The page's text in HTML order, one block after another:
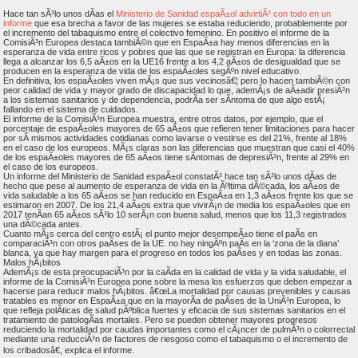
Hace tan sÃ³lo unos dÃ­as el Ministerio de Sanidad espaÃ±ol advirtiÃ³ con todo en un
informe que esa brecha a favor de las mujeres se estaba reduciendo, probablemente por
el incremento del tabaquismo entre el colectivo femenino. En positivo el informe de la
ComisiÃ³n Europea destaca tambiÃ©n que en EspaÃ±a hay menos diferencias en la
esperanza de vida entre ricos y pobres que las que se registran en Europa: la diferencia
llega a alcanzar los 6,5 aÃ±os en la UE16 frente a los 4,2 aÃ±os de desigualdad que se
producen en la esperanza de vida de los espaÃ±oles segÃºn nivel educativo.
En definitiva, los espaÃ±oles viven mÃ¡s que sus vecinosâ€¦ pero lo hacen tambiÃ©n con
peor calidad de vida y mayor grado de discapacidad lo que, ademÃ¡s de aÃ±adir presiÃ³n
a los sistemas sanitarios y de dependencia, podrÃ­a ser sÃ­ntoma de que algo estÃ¡
fallando en el sistema de cuidados.
El informe de la ComisiÃ³n Europea muestra, entre otros datos, por ejemplo, que el
porcentaje de espaÃ±oles mayores de 65 aÃ±os que refieren tener limitaciones para hacer
por sÃ­ mismos actividades cotidianas como lavarse o vestirse es del 21%, frente al 18%
en el caso de los europeos. MÃ¡s claras son las diferencias que muestran que casi el 40%
de los espaÃ±oles mayores de 65 aÃ±os tiene sÃ­ntomas de depresiÃ³n, frente al 29% en
el caso de los europeos.
Un informe del Ministerio de Sanidad espaÃ±ol constatÃ³ hace tan sÃ³lo unos dÃ­as de
hecho que pese al aumento de esperanza de vida en la Ãºltima dÃ©cada, los aÃ±os de
vida saludable a los 65 aÃ±os se han reducido en EspaÃ±a en 1,3 aÃ±os frente los que se
estimaron en 2007. De los 21,4 aÃ±os extra que vivirÃ¡n de media los espaÃ±oles que en
2017 tenÃ­an 65 aÃ±os sÃ³lo 10 serÃ¡n con buena salud, menos que los 11,3 registrados
una dÃ©cada antes.
Cuanto mÃ¡s cerca del centro estÃ¡ el punto mejor desempeÃ±o tiene el paÃ­s en
comparaciÃ³n con otros paÃ­ses de la UE. no hay ningÃºn paÃ­s en la ‘zona de la diana’
blanca, ya que hay margen para el progreso en todos los paÃ­ses y en todas las zonas.
Malos hÃ¡bitos
AdemÃ¡s de esta preocupaciÃ³n por la caÃ­da en la calidad de vida y la vida saludable, el
informe de la ComisiÃ³n Europea pone sobre la mesa los esfuerzos que deben empezar a
hacerse para reducir malos hÃ¡bitos. â€œLa mortalidad por causas prevenibles y causas
tratables es menor en EspaÃ±a que en la mayorÃ­a de paÃ­ses de la UniÃ³n Europea, lo
que refleja polÃ­ticas de salud pÃºblica fuertes y eficacia de sus sistemas sanitarios en el
tratamiento de patologÃ­as mortales. Pero se pueden obtener mayores progresos
reduciendo la mortalidad por caudas importantes como el cÃ¡ncer de pulmÃ³n o colorrectal
mediante una reducciÃ³n de factores de riesgoso como el tabaquismo o el incremento de
los cribadosâ€, explica el informe.